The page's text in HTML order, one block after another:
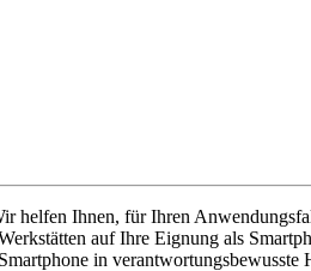
helfen Ihnen, für Ihren
auf Ihre Eignung als
in